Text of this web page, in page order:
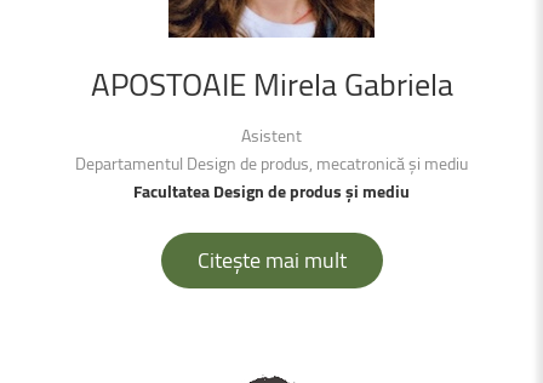
APOSTOAIE MirelaGabriela
Asistent
Departamentul Design de produs, mecatronică și mediu
Facultatea Design de produs și mediu
Citește mai mult